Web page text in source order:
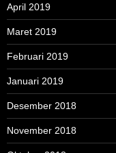
April 2019
Maret 2019
Februari 2019
Januari 2019
Desember 2018
November 2018